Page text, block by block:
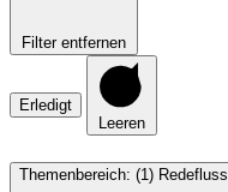
Filter entfernen
Erledigt
Leeren
Themenbereich: (1) Redefluss